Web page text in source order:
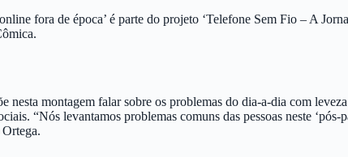
fora de época’ é parte do projeto ‘Telefone Sem Fio – A
nesta montagem falar sobre os problemas do dia-a-dia com
“Nós levantamos problemas comuns das pessoas neste